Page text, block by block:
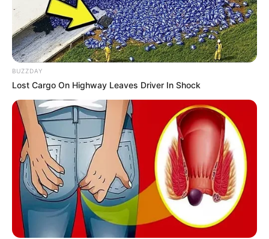
Άρα ο κόσμος που βλέπω και αισθάνομαι, στην ουσία
κατασκευάζεται μέσα στο κεφάλι μου;
Ακριβώς!
BUZZDAY
Lost Cargo On Highway Leaves Driver In Shock